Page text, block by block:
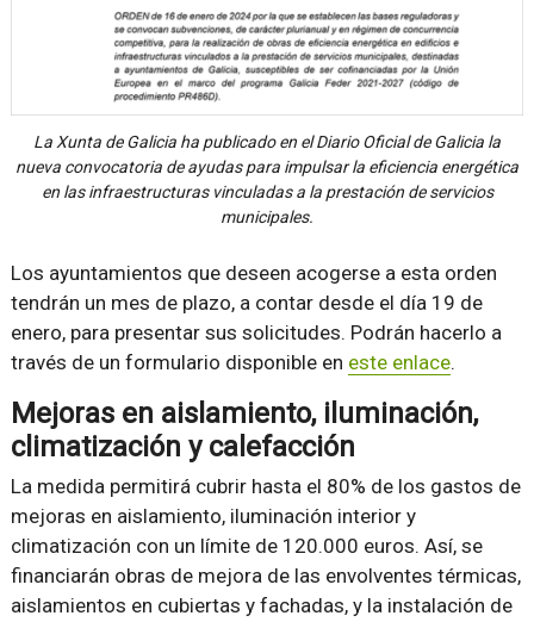
La Xunta de Galicia ha publicado en el Diario Oficial de Galicia la
nueva convocatoria de ayudas para impulsar la eficiencia energética
en las infraestructuras vinculadas a la prestación de servicios
municipales.
Los ayuntamientos que deseen acogerse a esta orden
tendrán un mes de plazo, a contar desde el día 19 de
enero, para presentar sus solicitudes. Podrán hacerlo a
través de un formulario disponible en este enlace.
Mejoras en aislamiento, iluminación,
climatización y calefacción
La medida permitirá cubrir hasta el 80% de los gastos de
mejoras en aislamiento, iluminación interior y
climatización con un límite de 120.000 euros. Así, se
financiarán obras de mejora de las envolventes térmicas,
aislamientos en cubiertas y fachadas, y la instalación de